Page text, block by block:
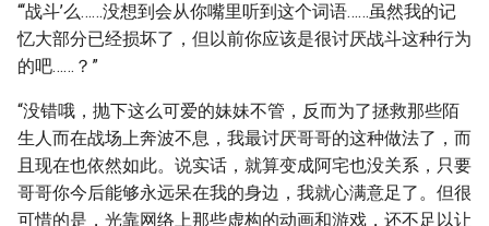
“‘战斗’么……没想到会从你嘴里听到这个词语……虽然我的记
忆大部分已经损坏了，但以前你应该是很讨厌战斗这种行为
的吧……？”
“没错哦，抛下这么可爱的妹妹不管，反而为了拯救那些陌
生人而在战场上奔波不息，我最讨厌哥哥的这种做法了，而
且现在也依然如此。说实话，就算变成阿宅也没关系，只要
哥哥你今后能够永远呆在我的身边，我就心满意足了。但很
可惜的是，光靠网络上那些虚构的动画和游戏，还不足以让